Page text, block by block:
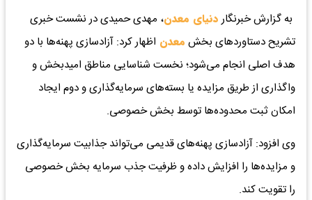
به گزارش خبرنگاردنیای معدن، مهدی حمیدی در نشست خبری
تشریح دستاوردهای بخش معدن اظهار کرد: آزادسازی پهنه‌ها با دو
هدف اصلی انجام می‌شود؛ نخست شناسایی مناطق امیدبخش و
واگذاری از طریق مزایده یا بسته‌های سرمایه‌گذاری و دوم ایجاد
امکان ثبت محدوده‌ها توسط بخش خصوصی.
وی افزود: آزادسازی پهنه‌های قدیمی می‌تواند جذابیت سرمایه‌گذاری
و مزایده‌ها را افزایش داده و ظرفیت جذب سرمایه بخش خصوصی
را تقویت کند.